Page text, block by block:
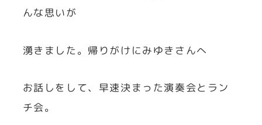
んな思いが
湧きました。帰りがけにみゆきさんへ
お話しをして、早速決まった演奏会とラン
チ会。